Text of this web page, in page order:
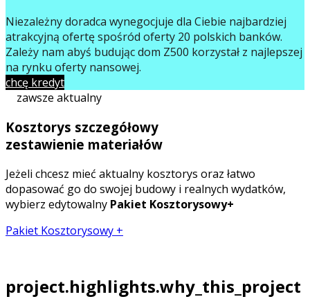
Niezależny doradca wynegocjuje dla Ciebie najbardziej
atrakcyjną ofertę spośród oferty 20 polskich banków.
Zależy nam abyś budując dom Z500 korzystał z najlepszej
na rynku oferty finansowej.
chcę kredyt
zawsze aktualny
Kosztorys szczegółowy
zestawienie materiałów
Jeżeli chcesz mieć aktualny kosztorys oraz łatwo
dopasować go do swojej budowy i realnych wydatków,
wybierz edytowalny Pakiet Kosztorysowy+
Pakiet Kosztorysowy +
project.highlights.why_this_project